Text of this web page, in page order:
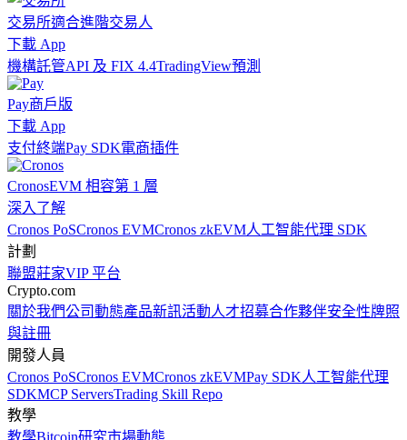
交易所適合進階交易人
下載 App
機構託管API 及 FIX 4.4TradingView預測
Pay商戶版
下載 App
支付終端Pay SDK電商插件
CronosEVM 相容第 1 層
深入了解
Cronos PoSCronos EVMCronos zkEVM人工智能代理 SDK
計劃
聯盟莊家VIP 平台
Crypto.com
關於我們公司動態產品新訊活動人才招募合作夥伴安全性牌照
與註冊
開發人員
Cronos PoSCronos EVMCronos zkEVMPay SDK人工智能代理
SDKMCP ServersTrading Skill Repo
教學